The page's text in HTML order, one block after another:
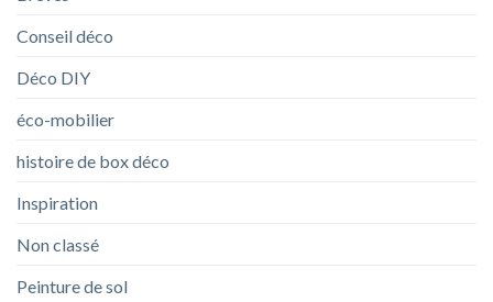
Conseil déco
Déco DIY
éco-mobilier
histoire de box déco
Inspiration
Non classé
Peinture de sol